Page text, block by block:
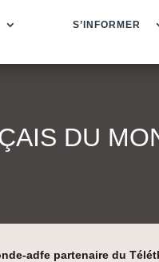
S’INFORMER
DU
adfe partenaire du